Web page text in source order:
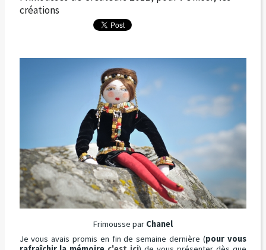
créations
Frimousse par Chanel
Je vous avais promis en fin de semaine dernière (pour vous